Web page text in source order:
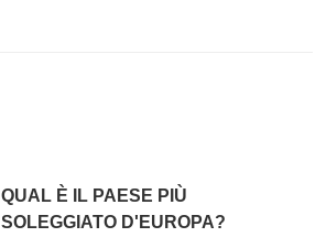
QUAL È IL PAESE PIÙ
SOLEGGIATO D'EUROPA?